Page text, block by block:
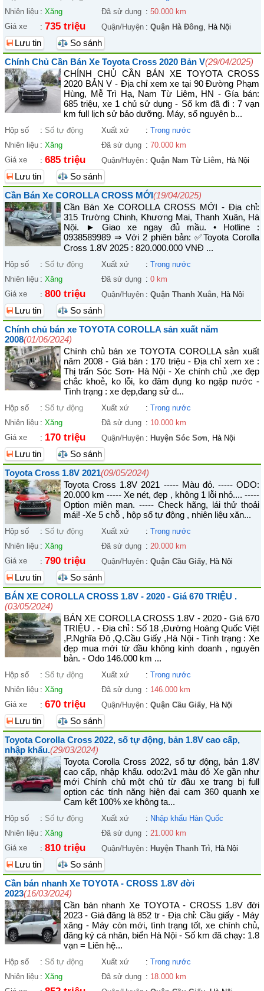
Nhiên liệu : Xăng Đã sử dụng : 50.000 km
Giá xe
: 735 triệu Quận/Huyện : Quận Hà Đông, Hà Nội
Lưu tin
So sánh
Chính Chủ Cần Bán Xe Toyota Cross 2020 Bản V(29/04/2025)
CHÍNH CHỦ CẦN BÁN XE TOYOTA CROSS
2020 BẢN V - Địa chỉ xem xe tại 90 Đường Phạm
Hùng, Mễ Trì Hạ, Nam Từ Liêm, HN - Gía bán:
685 triệu, xe 1 chủ sử dụng - Số km đã đi : 7 vạn
km full lịch sử bảo dưỡng. Máy, số nguyên b...
Hộp số : Số tự động Xuất xứ : Trong nước
Nhiên liệu : Xăng Đã sử dụng : 70.000 km
Giá xe
: 685 triệu Quận/Huyện : Quận Nam Từ Liêm, Hà Nội
Lưu tin
So sánh
Cần Bán Xe COROLLA CROSS MỚI(19/04/2025)
Cần Bán Xe COROLLA CROSS MỚI - Địa chỉ:
315 Trường Chinh, Khương Mai, Thanh Xuân, Hà
Nội. ► Giao xe ngay đủ mầu. • Hotline :
0938589989 ⇒ Với 2 phiên bản: ✅️Toyota Corolla
Cross 1.8V 2025 : 820.000.000 VNĐ ...
Hộp số : Số tự động Xuất xứ : Trong nước
Nhiên liệu : Xăng Đã sử dụng : 0 km
Giá xe
: 800 triệu Quận/Huyện : Quận Thanh Xuân, Hà Nội
Lưu tin
So sánh
Chính chủ bán xe TOYOTA COROLLA sản xuất năm
2008(01/06/2024)
Chính chủ bán xe TOYOTA COROLLA sản xuất
năm 2008 - Giá bán : 170 triệu - Địa chỉ xem xe :
Thị trấn Sóc Sơn- Hà Nội - Xe chính chủ ,xe đẹp
chắc khoẻ, ko lỗi, ko đâm đụng ko ngập nước -
Tình trạng : xe đẹp,đang sử d...
Hộp số : Số tự động Xuất xứ : Trong nước
Nhiên liệu : Xăng Đã sử dụng : 10.000 km
Giá xe
: 170 triệu Quận/Huyện : Huyện Sóc Sơn, Hà Nội
Lưu tin
So sánh
Toyota Cross 1.8V 2021(09/05/2024)
Toyota Cross 1.8V 2021 ----- Màu đỏ. ----- ODO:
20.000 km ----- Xe nét, đẹp , không 1 lỗi nhỏ.... -----
Option miên man. ----- Check hãng, lái thử thoải
mái! -Xe 5 chỗ , hộp số tự động , nhiên liệu xăn...
Hộp số : Số tự động Xuất xứ : Trong nước
Nhiên liệu : Xăng Đã sử dụng : 20.000 km
Giá xe
: 790 triệu Quận/Huyện : Quận Cầu Giấy, Hà Nội
Lưu tin
So sánh
BÁN XE COROLLA CROSS 1.8V - 2020 - Giá 670 TRIỆU .
(03/05/2024)
BÁN XE COROLLA CROSS 1.8V - 2020 - Giá 670
TRIỆU . - Địa chỉ : Số 18 ,Đường Hoàng Quốc Việt
,P.Nghĩa Đô ,Q.Cầu Giấy ,Hà Nội - Tình trạng : Xe
đẹp mua mới từ đầu không kinh doanh , nguyên
bản. - Odo 146.000 km ...
Hộp số : Số tự động Xuất xứ : Trong nước
Nhiên liệu : Xăng Đã sử dụng : 146.000 km
Giá xe
: 670 triệu Quận/Huyện : Quận Cầu Giấy, Hà Nội
Lưu tin
So sánh
Toyota Corolla Cross 2022, số tự động, bản 1.8V cao cấp,
nhập khẩu.(29/03/2024)
Toyota Corolla Cross 2022, số tự động, bản 1.8V
cao cấp, nhập khẩu. odo:2v1 màu đỏ Xe gần như
mới Chính chủ một chủ từ đầu xe trang bị full
option các tính năng hiện đại cam 360 quanh xe
Cam kết 100% xe không ta...
Hộp số : Số tự động Xuất xứ : Nhập khẩu Hàn Quốc
Nhiên liệu : Xăng Đã sử dụng : 21.000 km
Giá xe
: 810 triệu Quận/Huyện : Huyện Thanh Trì, Hà Nội
Lưu tin
So sánh
Cần bán nhanh Xe TOYOTA - CROSS 1.8V đời
2023(16/03/2024)
Cần bán nhanh Xe TOYOTA - CROSS 1.8V đời
2023 - Giá đăng là 852 tr - Địa chỉ: Cầu giấy - Máy
xăng - Máy còn mới, tình trạng tốt, xe chính chủ,
đăng ký cá nhân, biển Hà Nội - Số km đã chạy: 1.8
vạn = Liên hệ...
Hộp số : Số tự động Xuất xứ : Trong nước
Nhiên liệu : Xăng Đã sử dụng : 18.000 km